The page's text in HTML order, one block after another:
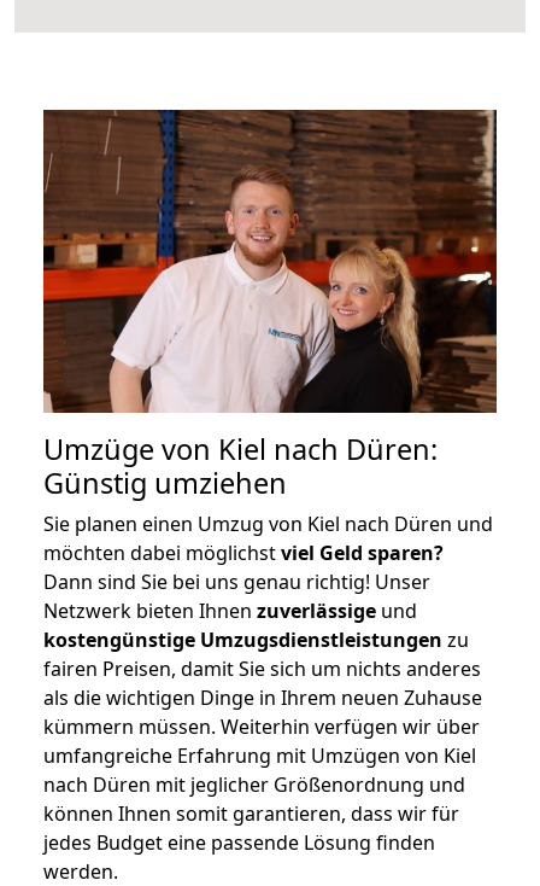
Umzüge von Kiel nach Düren:
Günstig umziehen
Sie planen einen Umzug von Kiel nach Düren und
möchten dabei möglichstviel Geld sparen?
Dann sind Sie bei uns genau richtig! Unser
Netzwerk bieten Ihnen zuverlässige und
kostengünstige Umzugsdienstleistungen zu
fairen Preisen, damit Sie sich um nichts anderes
als die wichtigen Dinge in Ihrem neuen Zuhause
kümmern müssen. Weiterhin verfügen wir über
umfangreiche Erfahrung mit Umzügen von Kiel
nach Düren mit jeglicher Größenordnung und
können Ihnen somit garantieren, dass wir für
jedes Budget eine passende Lösung finden
werden.